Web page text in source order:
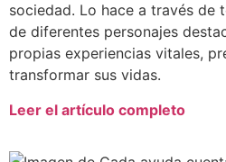
sociedad. Lo hace a través de
de diferentes personajes
propias experiencias vitales,
transformar sus vidas.
Leer el artículo completo